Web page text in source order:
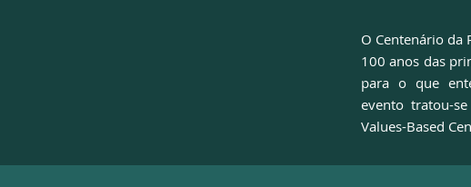
O Centenário da
100 anos das
para o que
evento tratou-
Values-Based